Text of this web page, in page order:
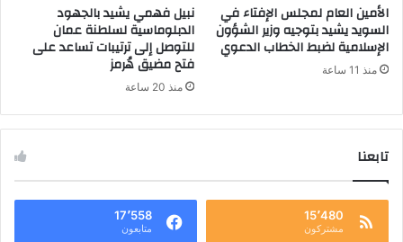
الأمين العام لمجلس الإفتاء في
السويد يشيد بتوجيه وزير الشؤون
الإسلامية لضبط الخطاب الدعوي
منذ 11 ساعة
نبيل فهمي يشيد بالجهود
الدبلوماسية لسلطنة عمان
للتوصل إلى ترتيبات تساعد على
فتح مضيق هُرمز
منذ 20 ساعة
تابعنا
15٬480
مشتركون
17٬558
متابعون